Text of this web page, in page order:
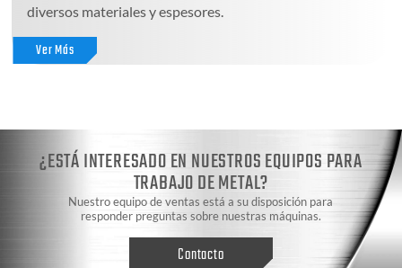
diversos materiales y espesores.
Ver Más
¿ESTÁ INTERESADO EN NUESTROS EQUIPOS PARA
TRABAJO DE METAL?
Nuestro equipo de ventas está a su disposición para
responder preguntas sobre nuestras máquinas.
Contacto